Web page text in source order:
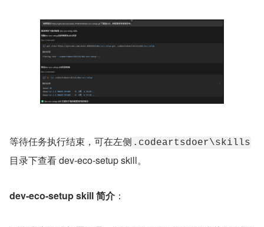
等待任务执行结束，可在左侧 .codeartsdoer\skills
目录下查看 dev-eco-setup skill。
dev-eco-setup skill 简介 ：